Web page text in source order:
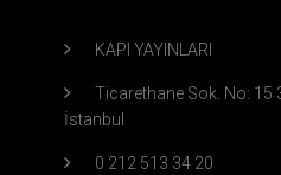
KAPI YAYINLARI
Ticarethane Sok. No: 15
İstanbul
0 212 513 34 20